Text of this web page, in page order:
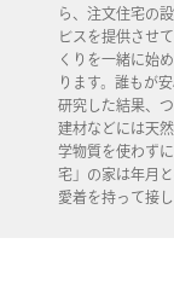
ら、注文住宅の
ビスを提供させ
くりを一緒に始
ります。誰もが
研究した結果、
建材などには天
学物質を使わず
宅」の家は年月
愛着を持って接